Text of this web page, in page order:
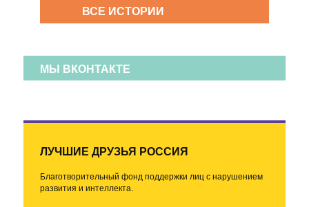
ВСЕ ИСТОРИИ
МЫ ВКОНТАКТЕ
ЛУЧШИЕ ДРУЗЬЯ РОССИЯ
Благотворительный фонд поддержки лиц с нарушением
развития и интеллекта.